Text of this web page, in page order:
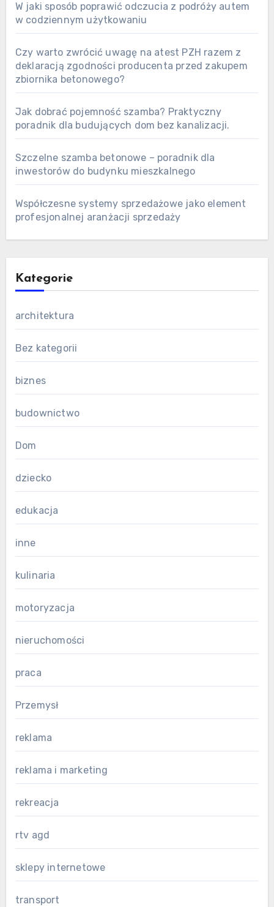
W jaki sposób poprawić odczucia z podróży autem
w codziennym użytkowaniu
Czy warto zwrócić uwagę na atest PZH razem z
deklaracją zgodności producenta przed zakupem
zbiornika betonowego?
Jak dobrać pojemność szamba? Praktyczny
poradnik dla budujących dom bez kanalizacji.
Szczelne szamba betonowe – poradnik dla
inwestorów do budynku mieszkalnego
Współczesne systemy sprzedażowe jako element
profesjonalnej aranżacji sprzedaży
Kategorie
architektura
Bez kategorii
biznes
budownictwo
Dom
dziecko
edukacja
inne
kulinaria
motoryzacja
nieruchomości
praca
Przemysł
reklama
reklama i marketing
rekreacja
rtv agd
sklepy internetowe
transport